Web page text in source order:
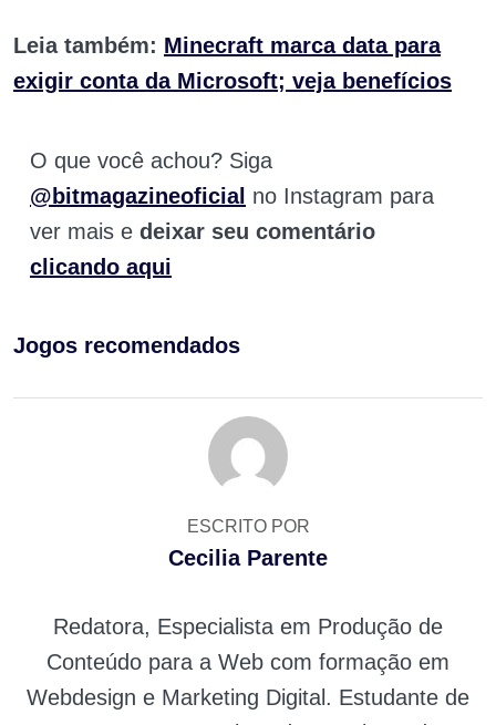
Leia também: Minecraft marca data para
exigir conta da Microsoft; veja benefícios
O que você achou? Siga
@bitmagazineoficial no Instagram para
ver mais e deixar seu comentário
clicando aqui
Jogos recomendados
ESCRITO POR
Cecilia Parente
Redatora, Especialista em Produção de
Conteúdo para a Web com formação em
Webdesign e Marketing Digital. Estudante de